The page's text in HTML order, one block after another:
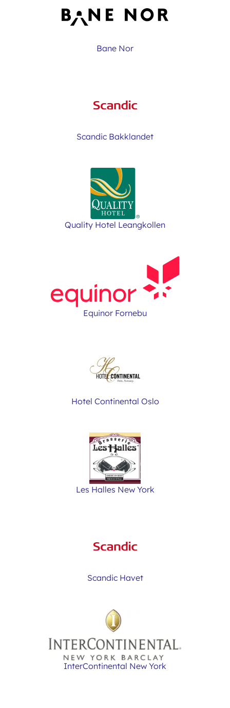
Bane Nor
Scandic Bakklandet
Quality Hotel Leangkollen
Equinor Fornebu
Hotel Continental Oslo
Les Halles New York
Scandic Havet
InterContinental New York